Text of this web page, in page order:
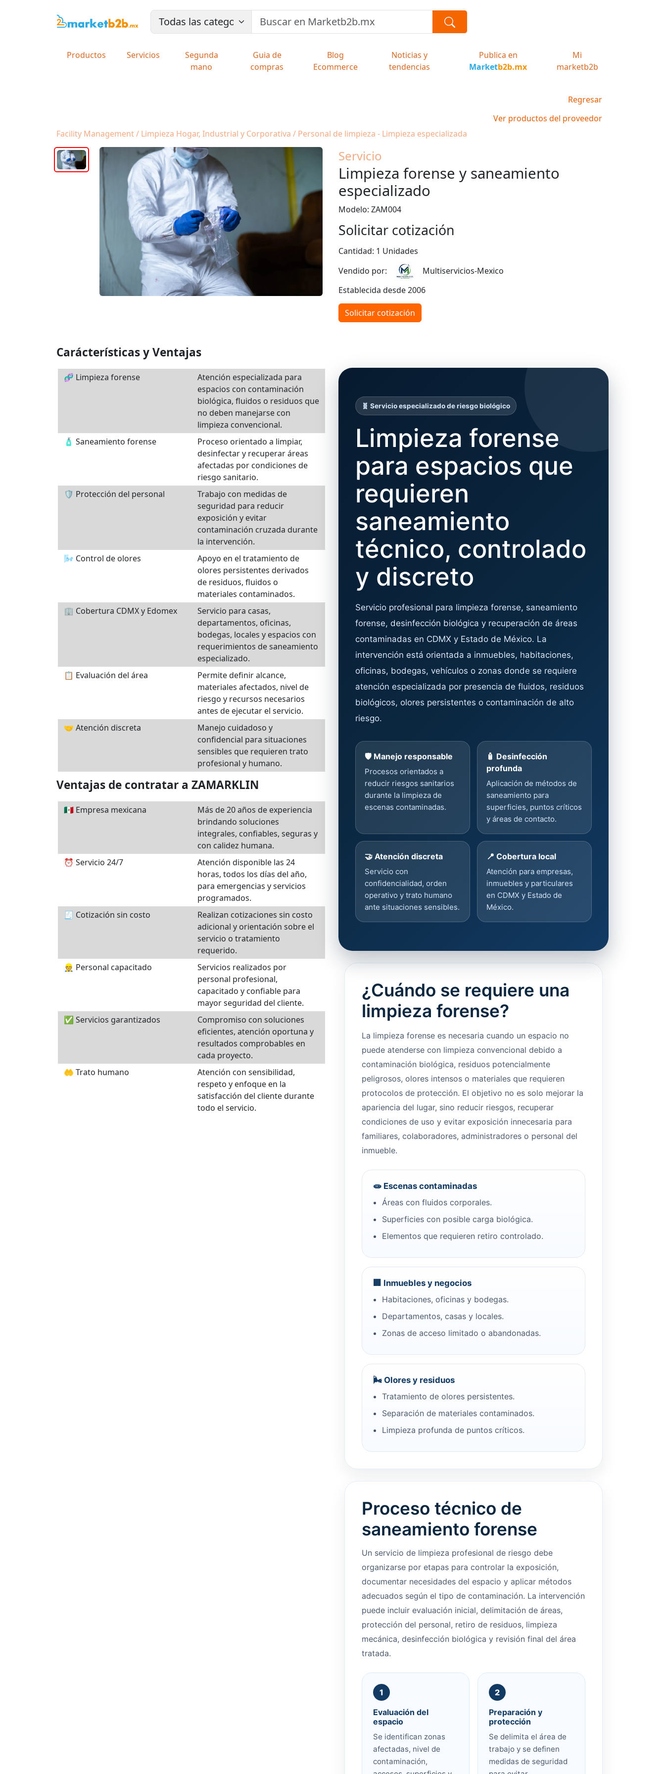
Productos Servicios
Segunda
mano
Guia de
compras
Blog
Ecommerce
Noticias y
tendencias
Publica en
Marketb2b.mx
Mi
marketb2b
Regresar
Ver productos del proveedor
Facility Management / Limpieza Hogar, Industrial y Corporativa / Personal de limpieza - Limpieza especializada
Servicio
Limpieza forense y saneamiento
especializado
Modelo: ZAM004
Solicitar cotización
Cantidad: 1 Unidades
Vendido por:
Multiservicios-Mexico
Establecida desde 2006
Solicitar cotización
Carácterísticas y Ventajas
🧬 Limpieza forense
Atención especializada para
espacios con contaminación
biológica, fluidos o residuos que
no deben manejarse con
limpieza convencional.
🧴 Saneamiento forense
Proceso orientado a limpiar,
desinfectar y recuperar áreas
afectadas por condiciones de
riesgo sanitario.
🛡️ Protección del personal
Trabajo con medidas de
seguridad para reducir
exposición y evitar
contaminación cruzada durante
la intervención.
🌬️ Control de olores
Apoyo en el tratamiento de
olores persistentes derivados
de residuos, fluidos o
materiales contaminados.
🏢 Cobertura CDMX y Edomex
Servicio para casas,
departamentos, oficinas,
bodegas, locales y espacios con
requerimientos de saneamiento
especializado.
📋 Evaluación del área
Permite definir alcance,
materiales afectados, nivel de
riesgo y recursos necesarios
antes de ejecutar el servicio.
🤝 Atención discreta
Manejo cuidadoso y
confidencial para situaciones
sensibles que requieren trato
profesional y humano.
Ventajas de contratar a ZAMARKLIN
🇲🇽 Empresa mexicana
Más de 20 años de experiencia
brindando soluciones
integrales, confiables, seguras y
con calidez humana.
⏰ Servicio 24/7
Atención disponible las 24
horas, todos los días del año,
para emergencias y servicios
programados.
🧾 Cotización sin costo
Realizan cotizaciones sin costo
adicional y orientación sobre el
servicio o tratamiento
requerido.
👷 Personal capacitado
Servicios realizados por
personal profesional,
capacitado y confiable para
mayor seguridad del cliente.
✅ Servicios garantizados
Compromiso con soluciones
eficientes, atención oportuna y
resultados comprobables en
cada proyecto.
🤲 Trato humano
Atención con sensibilidad,
respeto y enfoque en la
satisfacción del cliente durante
todo el servicio.
🧬 Servicio especializado de riesgo biológico
Limpieza forense
para espacios que
requieren
saneamiento
técnico, controlado
y discreto
Servicio profesional para limpieza forense, saneamiento
forense, desinfección biológica y recuperación de áreas
contaminadas en CDMX y Estado de México. La
intervención está orientada a inmuebles, habitaciones,
oficinas, bodegas, vehículos o zonas donde se requiere
atención especializada por presencia de fluidos, residuos
biológicos, olores persistentes o contaminación de alto
riesgo.
🛡️ Manejo responsable
Procesos orientados a
reducir riesgos sanitarios
durante la limpieza de
escenas contaminadas.
🧴 Desinfección
profunda
Aplicación de métodos de
saneamiento para
superficies, puntos críticos
y áreas de contacto.
🤝 Atención discreta
Servicio con
confidencialidad, orden
operativo y trato humano
ante situaciones sensibles.
📍 Cobertura local
Atención para empresas,
inmuebles y particulares
en CDMX y Estado de
México.
¿Cuándo se requiere una
limpieza forense?
La limpieza forense es necesaria cuando un espacio no
puede atenderse con limpieza convencional debido a
contaminación biológica, residuos potencialmente
peligrosos, olores intensos o materiales que requieren
protocolos de protección. El objetivo no es solo mejorar la
apariencia del lugar, sino reducir riesgos, recuperar
condiciones de uso y evitar exposición innecesaria para
familiares, colaboradores, administradores o personal del
inmueble.
🧫 Escenas contaminadas
Áreas con fluidos corporales.
Superficies con posible carga biológica.
Elementos que requieren retiro controlado.
🏢 Inmuebles y negocios
Habitaciones, oficinas y bodegas.
Departamentos, casas y locales.
Zonas de acceso limitado o abandonadas.
🌬️ Olores y residuos
Tratamiento de olores persistentes.
Separación de materiales contaminados.
Limpieza profunda de puntos críticos.
Proceso técnico de
saneamiento forense
Un servicio de limpieza profesional de riesgo debe
organizarse por etapas para controlar la exposición,
documentar necesidades del espacio y aplicar métodos
adecuados según el tipo de contaminación. La intervención
puede incluir evaluación inicial, delimitación de áreas,
protección del personal, retiro de residuos, limpieza
mecánica, desinfección biológica y revisión final del área
tratada.
Evaluación del
espacio
Se identifican zonas
afectadas, nivel de
contaminación,
Preparación y
protección
Se delimita el área de
trabajo y se definen
medidas de seguridad